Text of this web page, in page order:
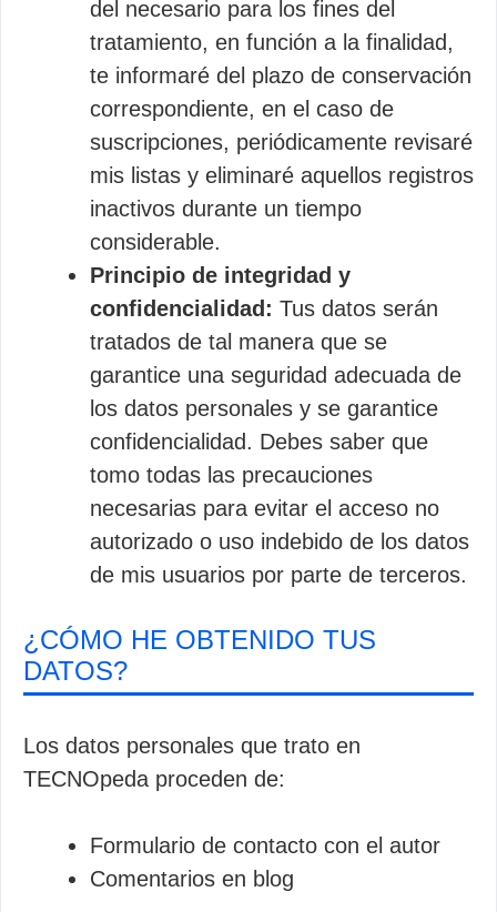
del necesario para los fines del
tratamiento, en función a la finalidad,
te informaré del plazo de conservación
correspondiente, en el caso de
suscripciones, periódicamente revisaré
mis listas y eliminaré aquellos registros
inactivos durante un tiempo
considerable.
Principio de integridad y
confidencialidad: Tus datos serán
tratados de tal manera que se
garantice una seguridad adecuada de
los datos personales y se garantice
confidencialidad. Debes saber que
tomo todas las precauciones
necesarias para evitar el acceso no
autorizado o uso indebido de los datos
de mis usuarios por parte de terceros.
¿CÓMO HE OBTENIDO TUS
DATOS?
Los datos personales que trato en
TECNOpeda proceden de:
Formulario de contacto con el autor
Comentarios en blog